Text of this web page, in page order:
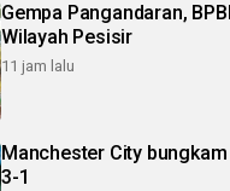
Gempa Pangandaran,
Wilayah Pesisir
11 jam lalu
Manchester City
3-1